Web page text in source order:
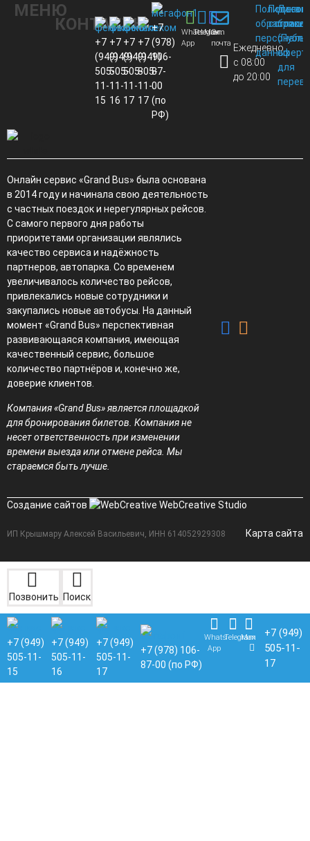
МЕНЮ
КОНТАКТЫ
+7
(949)
505-
11-
15
+7
(949)
505-
11-
16
+7
(949)
505-
11-
17
+7
(949)
805-
11-
17
+7
(978)
106-
87-
00
(по
РФ)
Whats
App
Telegram
MaxЭл.
почта Ежедневно
с 08:00
до 20:00
Политика
обработки
данных
для
Онлайн сервис «Grand Bus» была основана
в 2014 году и начинала свою деятельность
с частных поездок и нерегулярных рейсов.
С самого первого дня работы
приоритетами организации являлись
качество сервиса и надёжность
партнеров, автопарка. Со временем
увеличивалось количество рейсов,
привлекались новые сотрудники и
закупались новые автобусы. На данный
момент «Grand Bus» перспективная
развивающаяся компания, имеющая
качественный сервис, большое
количество партнёров и, конечно же,
доверие клиентов.
Компания «Grand Bus» является площадкой
для бронирования билетов. Компания не
несет ответственность при изменении
времени выезда или отмене рейса. Мы
стараемся быть лучше.
Создание сайтов WebCreative Studio
ИП Крышмару Алексей Васильевич, ИНН 614052929308 Карта сайта
Позвонить Поиск
+7 (949)
505-11-
15
+7 (949)
505-11-
16
+7 (949)
505-11-
17
+7 (978) 106-
87-00 (по РФ)
Whats
App
Telegram
Max
+7 (949)
505-11-
17